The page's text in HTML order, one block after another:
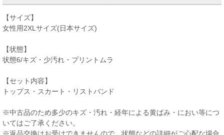
【サイズ】
女性用2XLサイズ(日本サイズ)
【状態】
状態6/キズ・少汚れ・プリントムラ
【セット内容】
トップス・スカート・リストバンド
※中古品のため多少のキズ・汚れ・経年による黄ばみ・におい等につ
いてはご了承ください。